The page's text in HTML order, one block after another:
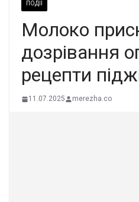
ПОДІЇ
Молоко
дозрівання
рецепти
11.07.2025 merezha.co